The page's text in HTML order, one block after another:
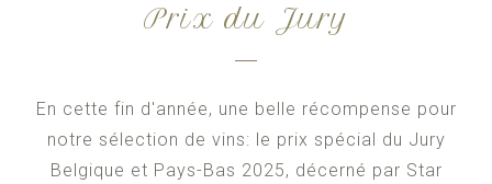
Prix du Jury
En cette fin d'année, une belle récompense pour
notre sélection de vins: le prix spécial du Jury
Belgique et Pays-Bas 2025, décerné par Star